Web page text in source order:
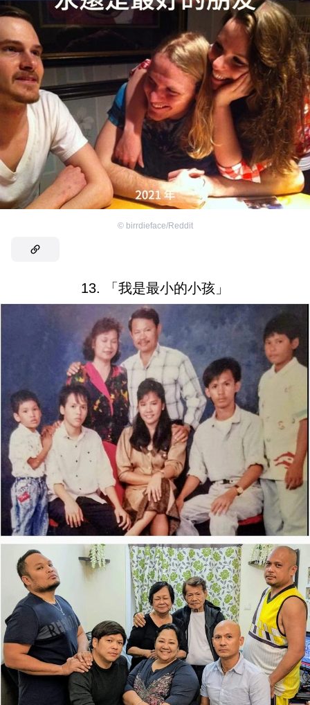
© birrdieface/Reddit
13. 「我是最小的小孩」